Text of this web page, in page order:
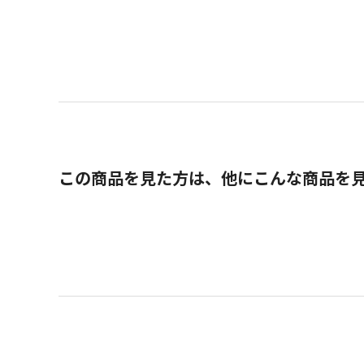
この商品を見た方は、他にこんな商品を